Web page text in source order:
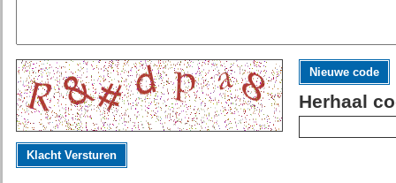
Nieuwe code
Herhaal
Klacht Versturen